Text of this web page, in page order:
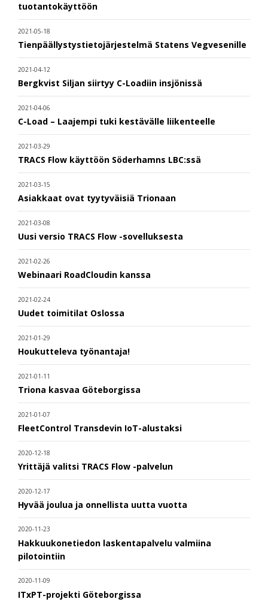
tuotantokäyttöön
2021-05-18
Tienpäällystystietojärjestelmä Statens Vegvesenille
2021-04-12
Bergkvist Siljan siirtyy C-Loadiin insjönissä
2021-04-06
C-Load – Laajempi tuki kestävälle liikenteelle
2021-03-29
TRACS Flow käyttöön Söderhamns LBC:ssä
2021-03-15
Asiakkaat ovat tyytyväisiä Trionaan
2021-03-08
Uusi versio TRACS Flow -sovelluksesta
2021-02-26
Webinaari RoadCloudin kanssa
2021-02-24
Uudet toimitilat Oslossa
2021-01-29
Houkutteleva työnantaja!
2021-01-11
Triona kasvaa Göteborgissa
2021-01-07
FleetControl Transdevin IoT-alustaksi
2020-12-18
Yrittäjä valitsi TRACS Flow -palvelun
2020-12-17
Hyvää joulua ja onnellista uutta vuotta
2020-11-23
Hakkuukonetiedon laskentapalvelu valmiina
pilotointiin
2020-11-09
ITxPT-projekti Göteborgissa